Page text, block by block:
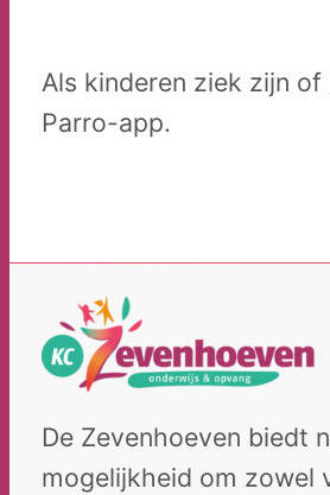
Als kinderen ziek zijn
Parro-app.
De Zevenhoeven biedt
mogelijkheid om zowel
Praktische
informatie
Werken
bij
Contact